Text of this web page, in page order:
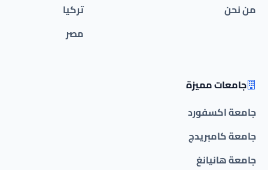
من نحن
تركيا
مصر
جامعات مميزة
جامعة اكسفورد
جامعة كامبريدج
جامعة هانيانغ